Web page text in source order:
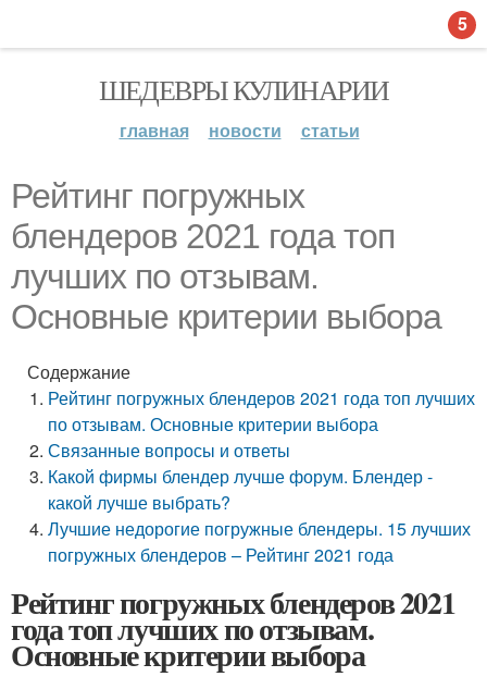
ШЕДЕВРЫ КУЛИНАРИИ
главная новости статьи
Рейтинг погружных
блендеров 2021 года топ
лучших по отзывам.
Основные критерии выбора
Содержание
Рейтинг погружных блендеров 2021 года топ лучших
по отзывам. Основные критерии выбора
Связанные вопросы и ответы
Какой фирмы блендер лучше форум. Блендер -
какой лучше выбрать?
Лучшие недорогие погружные блендеры. 15 лучших
погружных блендеров – Рейтинг 2021 года
Рейтинг погружных блендеров 2021
года топ лучших по отзывам.
Основные критерии выбора
5